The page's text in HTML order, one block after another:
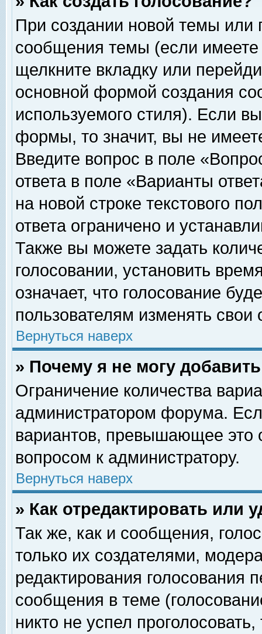
При создании новой темы или
сообщения темы (если
щелкните вкладку или
основной формой создания
используемого стиля). Если
формы, то значит, вы не
Введите вопрос в поле
ответа в поле «Варианты
на новой строке текстового
ответа ограничено и
Также вы можете задать
голосовании, установить
означает, что голосование
пользователям изменять свои
Вернуться наверх
» Почему я не могу
Ограничение количества
администратором форума.
вариантов, превышающее это
вопросом к администратору.
Вернуться наверх
» Как отредактировать или
Так же, как и сообщения,
только их создателями,
редактирования голосования
сообщения в теме
никто не успел